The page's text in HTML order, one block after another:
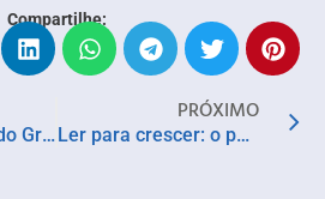
Compartilhe:
Roda de Samba do Grupo Botequim celebra o mês da mulher com uma noite especial
PRÓXIMO
Ler para crescer: o poder transformador da leitura e a importância de projetos literários